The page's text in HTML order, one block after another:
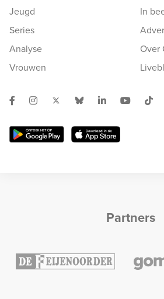
Jeugd
Series
Analyse
Vrouwen
In
Over
Partners